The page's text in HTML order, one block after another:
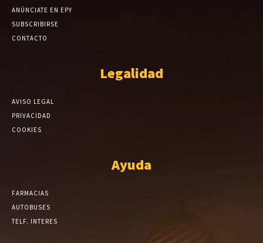
ANÚNCIATE EN EPY
SUBSCRIBIRSE
CONTACTO
Legalidad
AVISO LEGAL
PRIVACIDAD
COOKIES
Ayuda
FARMACIAS
AUTOBUSES
TELF. INTERES